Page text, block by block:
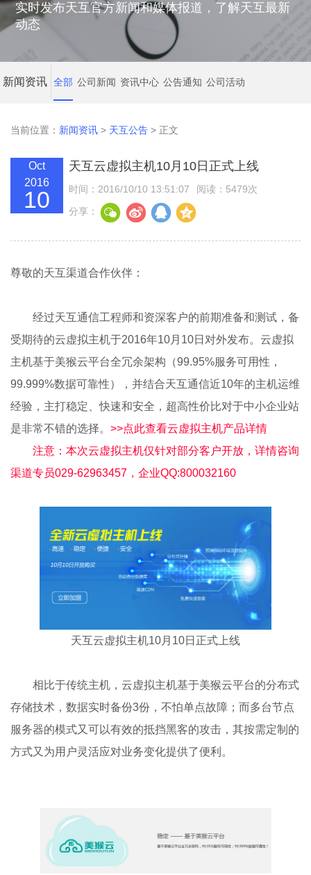
实时发布天互官方新闻和媒体报道，了解天互最新
动态
新闻资讯 全部 公司新闻 资讯中心 公告通知 公司活动
当前位置： 新闻资讯 > 天互公告 > 正文
Oct
2016
10
天互云虚拟主机10月10日正式上线
时间：2016/10/10 13:51:07
阅读：5479次
分享：
尊敬的天互渠道合作伙伴：
经过天互通信工程师和资深客户的前期准备和测试，备
受期待的云虚拟主机于2016年10月10日对外发布。云虚拟
主机基于美猴云平台全冗余架构（99.95%服务可用性，
99.999%数据可靠性），并结合天互通信近10年的主机运维
经验，主打稳定、快速和安全，超高性价比对于中小企业站
是非常不错的选择。>>点此查看云虚拟主机产品详情
注意：本次云虚拟主机仅针对部分客户开放，详情咨询
渠道专员029-62963457，企业QQ:800032160
天互云虚拟主机10月10日正式上线
相比于传统主机，云虚拟主机基于美猴云平台的分布式
存储技术，数据实时备份3份，不怕单点故障；而多台节点
服务器的模式又可以有效的抵挡黑客的攻击，其按需定制的
方式又为用户灵活应对业务变化提供了便利。